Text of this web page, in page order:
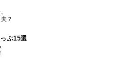
？
ぷ15選